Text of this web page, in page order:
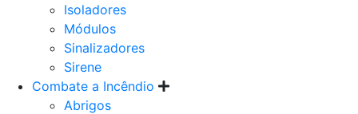
Isoladores
Módulos
Sinalizadores
Sirene
Combate a Incêndio
Abrigos